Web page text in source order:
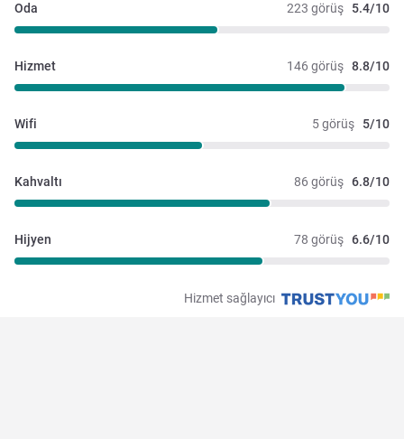
223 görüş 5.4/10
Oda
146 görüş 8.8/10
Hizmet
5 görüş 5/10
Wifi
86 görüş 6.8/10
Kahvaltı
78 görüş 6.6/10
Hijyen
Hizmet sağlayıcı